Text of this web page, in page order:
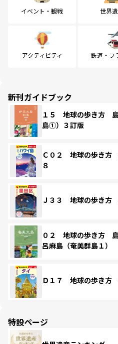
イベント・観戦 世界
アクティビティ 鉄道・フ
新刊ガイドブック
１５ 地球の歩き方
島①）３訂版
Ｃ０２ 地球の歩き方
８
Ｊ３３ 地球の歩き方
０２ 地球の歩き方
呂麻島（奄美群島１）
Ｄ１７ 地球の歩き方
特設ページ